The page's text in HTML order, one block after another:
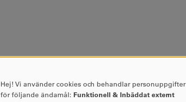
ANVÄNDNING
Hej! Vi använder cookies och behandlar personuppgifter
för följande ändamål: Funktionell & Inbäddat externt